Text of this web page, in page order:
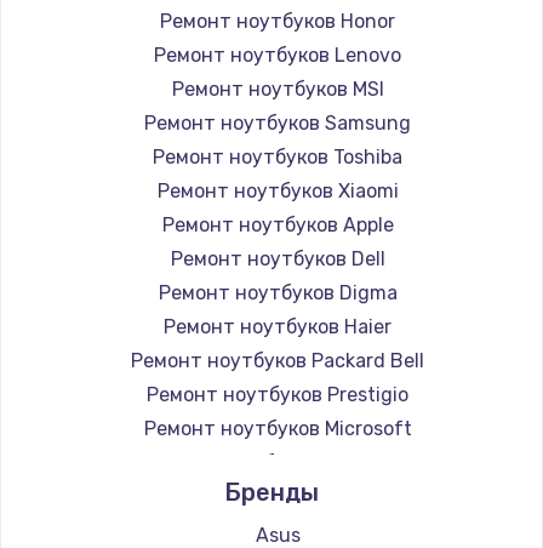
Ремонт ноутбуков Honor
Ремонт ноутбуков Lenovo
Ремонт ноутбуков MSI
Ремонт ноутбуков Samsung
Ремонт ноутбуков Toshiba
Ремонт ноутбуков Xiaomi
Ремонт ноутбуков Apple
Ремонт ноутбуков Dell
Ремонт ноутбуков Digma
Ремонт ноутбуков Haier
Ремонт ноутбуков Packard Bell
Ремонт ноутбуков Prestigio
Ремонт ноутбуков Microsoft
Ремонт ноутбуков Alienware
Ремонт ноутбуков Aquarius
Ремонт ноутбуков Gigabyte
Бренды
Asus